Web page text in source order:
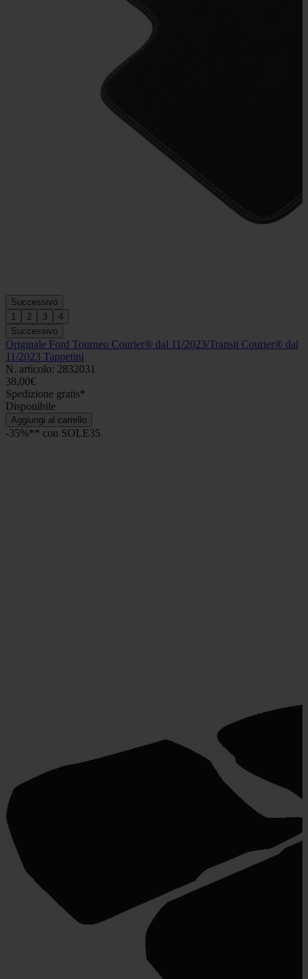
Successivo
1
2 3
4
Successivo
Originale Ford Tourneo Courier® dal 11/2023/Transit Courier® dal
11/2023 Tappetini
N. articolo: 2832031
38,00€
Spedizione gratis*
Disponibile
Aggiungi al carrello
-35%** con SOLE35